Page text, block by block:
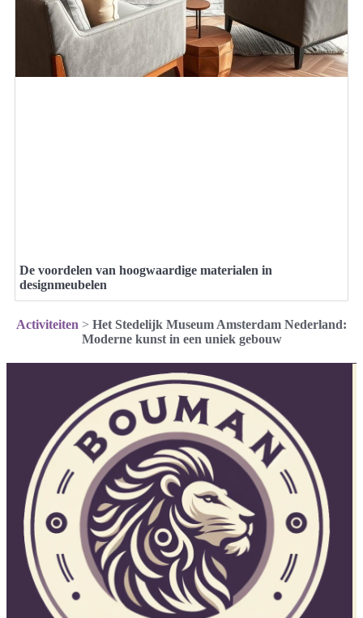
De voordelen van hoogwaardige materialen in
designmeubelen
Activiteiten > Het Stedelijk Museum Amsterdam Nederland:
Moderne kunst in een uniek gebouw